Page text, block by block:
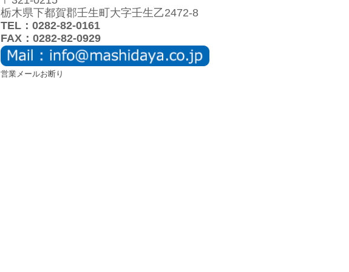
栃木県下都賀郡壬生町大字壬生乙2472-8
TEL：0282-82-0161
FAX：0282-82-0929
営業メールお断り